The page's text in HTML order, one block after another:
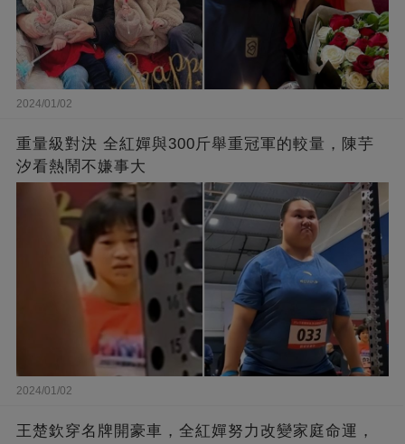
2024/01/02
重量級對決 全紅嬋與300斤舉重冠軍的較量，陳芋
汐看熱鬧不嫌事大
2024/01/02
王楚欽穿名牌開豪車，全紅嬋努力改變家庭命運，